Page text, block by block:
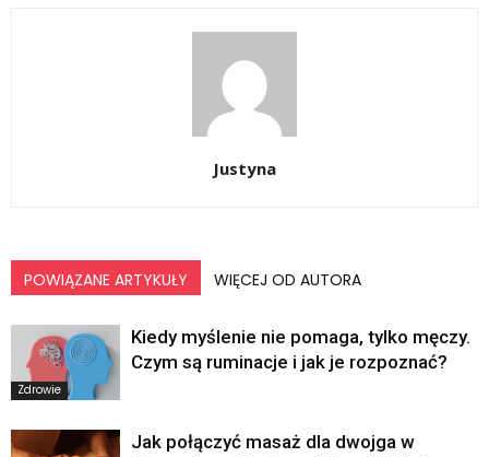
Justyna
POWIĄZANE ARTYKUŁY WIĘCEJ OD AUTORA
Zdrowie
Kiedy myślenie nie pomaga, tylko męczy.
Czym są ruminacje i jak je rozpoznać?
Jak połączyć masaż dla dwojga w